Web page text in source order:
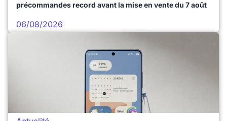
précommandes record avant la mise en vente du 7 août
06/08/2026